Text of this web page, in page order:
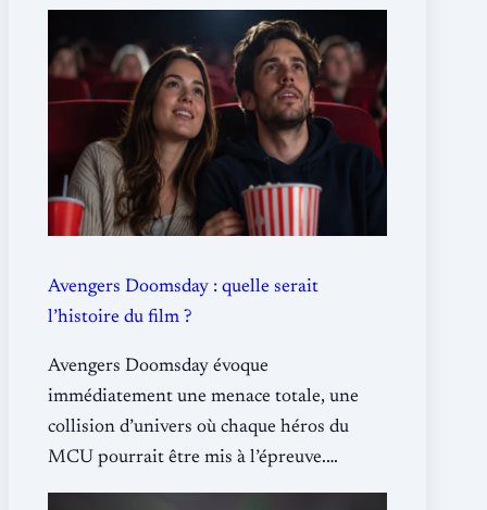
Avengers Doomsday : quelle serait
l’histoire du film ?
Avengers Doomsday évoque
immédiatement une menace totale, une
collision d’univers où chaque héros du
MCU pourrait être mis à l’épreuve.…